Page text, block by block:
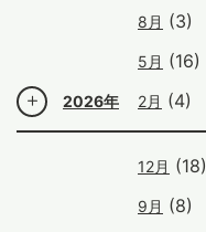
2026年
8月 (3)
5月 (16)
2月 (4)
12月 (18)
9月 (8)